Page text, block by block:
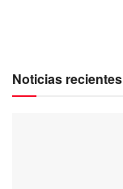
Noticias recientes